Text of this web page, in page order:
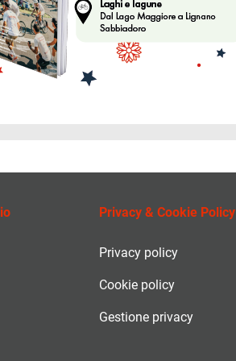
Privacy & Cookie Policy
Privacy policy
Cookie policy
Gestione privacy